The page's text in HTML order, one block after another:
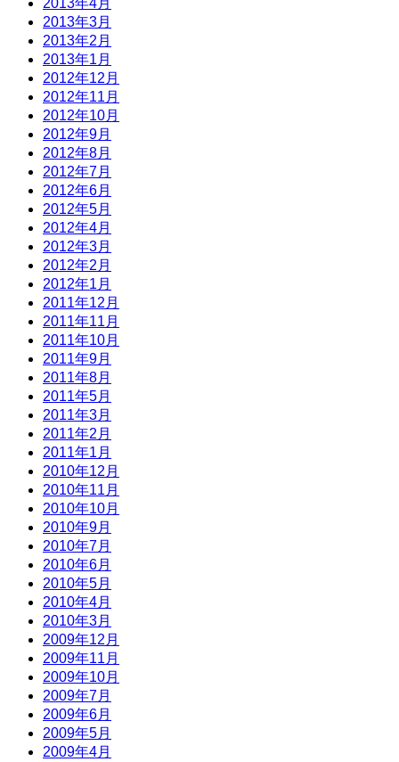
2013年4月
2013年3月
2013年2月
2013年1月
2012年12月
2012年11月
2012年10月
2012年9月
2012年8月
2012年7月
2012年6月
2012年5月
2012年4月
2012年3月
2012年2月
2012年1月
2011年12月
2011年11月
2011年10月
2011年9月
2011年8月
2011年5月
2011年3月
2011年2月
2011年1月
2010年12月
2010年11月
2010年10月
2010年9月
2010年7月
2010年6月
2010年5月
2010年4月
2010年3月
2009年12月
2009年11月
2009年10月
2009年7月
2009年6月
2009年5月
2009年4月